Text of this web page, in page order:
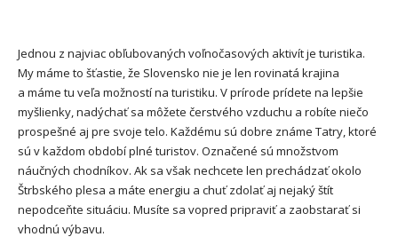
Jednou z najviac obľubovaných voľnočasových aktivít je turistika.
My máme to šťastie, že Slovensko nie je len rovinatá krajina
a máme tu veľa možností na turistiku. V prírode prídete na lepšie
myšlienky, nadýchať sa môžete čerstvého vzduchu a robíte niečo
prospešné aj pre svoje telo. Každému sú dobre známe Tatry, ktoré
sú v každom období plné turistov. Označené sú množstvom
náučných chodníkov. Ak sa však nechcete len prechádzať okolo
Štrbského plesa a máte energiu a chuť zdolať aj nejaký štít
nepodceňte situáciu. Musíte sa vopred pripraviť a zaobstarať si
vhodnú výbavu.